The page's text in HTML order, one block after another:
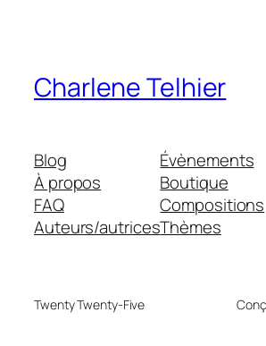
Charlene Telhier
Blog
À propos
FAQ
Auteurs/autrices
Évènements
Boutique
Compositions
Thèmes
Twenty Twenty-Five